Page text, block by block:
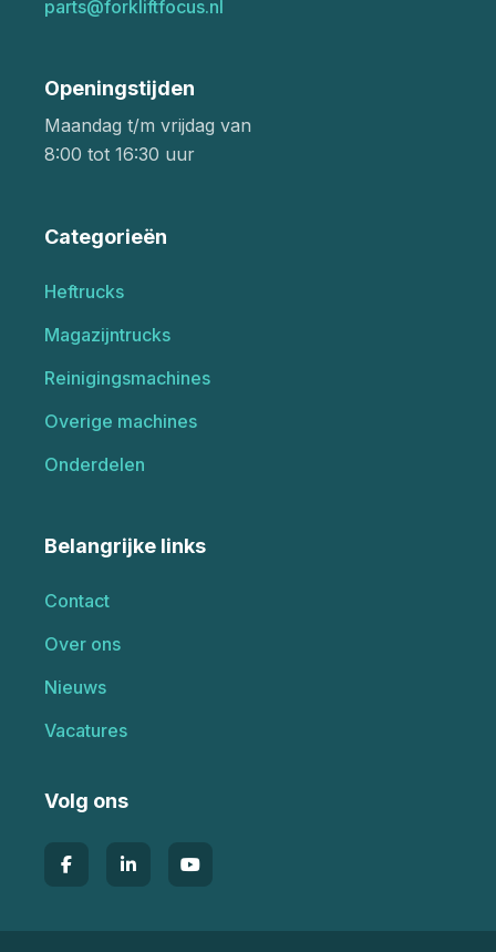
parts@forkliftfocus.nl
Openingstijden
Maandag t/m vrijdag van
8:00 tot 16:30 uur
Categorieën
Heftrucks
Magazijntrucks
Reinigingsmachines
Overige machines
Onderdelen
Belangrijke links
Contact
Over ons
Nieuws
Vacatures
Volg ons